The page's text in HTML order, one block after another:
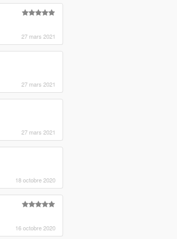
27 mars 2021
27 mars 2021
27 mars 2021
18 octobre 2020
16 octobre 2020